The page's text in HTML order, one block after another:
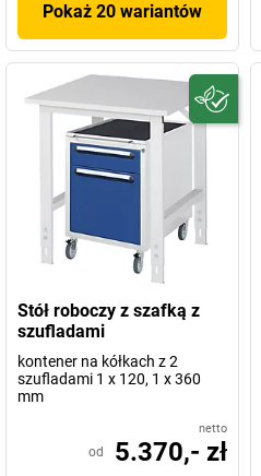
Pokaż 20 wariantów
Stół roboczy z szafką z
szufladami
kontener na kółkach z 2
szufladami 1 x 120, 1 x 360
mm
netto
od 5.370,- zł